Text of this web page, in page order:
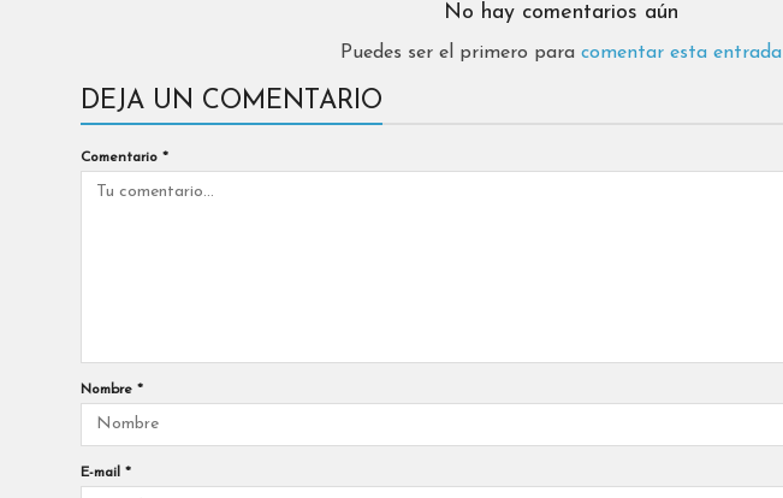
No hay comentarios aún
Puedes ser el primero paracomentar esta entrada
DEJA UN COMENTARIO
Comentario *
Nombre *
E-mail *